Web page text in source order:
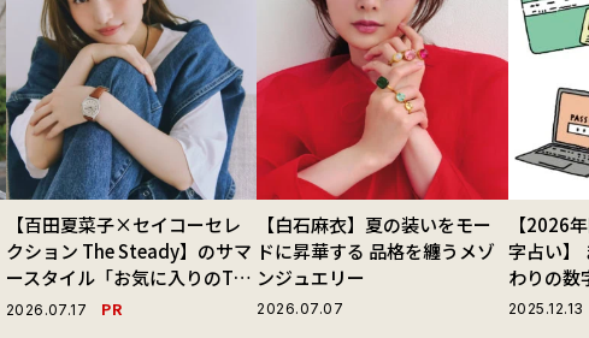
【百田夏菜子×セイコーセレ
クション The Steady】のサマ
ースタイル「お気に入りのTシ
ャツと最高の時計と。」
2026.07.17 PR
【白石麻衣】夏の装いをモー
ドに昇華する 品格を纏うメゾ
ンジュエリー
2026.07.07
【2026
字占い】
わりの数
2025.12.13